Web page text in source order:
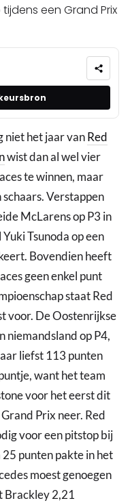
een Grand Prix
niet het jaar vanRed
wist dan al wel vier
te winnen, maar
Verstappen
McLarens op P3 in
Tsunoda op een
Bovendien heeft
geen enkel punt
staat Red
voor. De Oostenrijkse
niemandsland op P4,
liefst 113 punten
want het team
voor het eerst dit
Prix neer. Red
voor een pitstop bij
punten pakte in het
moest genoegen
Brackley 2,21